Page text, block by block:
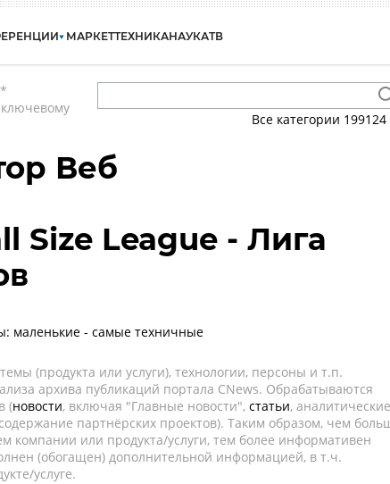
МАРКЕТТЕХНИКАНАУКАТВ
*
Все категории 199124
Веб
Size League - Лига
маленькие - самые техничные
(продукта или услуги), технологии, персоны и т.п.
архива публикаций портала CNews. Обрабатываются
(новости, включая "Главные новости", статьи, аналитические
партнёрских проектов). Таким образом, чем
компании или продукта/услуги, тем более информативен
(обогащен) дополнительной информацией, в т.ч.
услуге.